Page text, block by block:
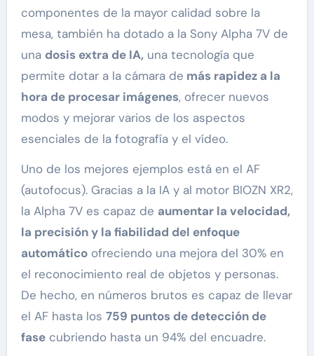
componentes de la mayor calidad sobre la
mesa, también ha dotado a la Sony Alpha 7V de
una dosis extra de IA,una tecnología que
permite dotar a la cámara de más rapidez a la
hora de procesar imágenes, ofrecer nuevos
modos y mejorar varios de los aspectos
esenciales de la fotografía y el vídeo.
Uno de los mejores ejemplos está en el AF
(autofocus). Gracias a la IA y al motor BIOZN XR2,
la Alpha 7V es capaz de aumentar la velocidad,
la precisión y la fiabilidad del enfoque
automáticoofreciendo una mejora del 30% en
el reconocimiento real de objetos y personas.
De hecho, en números brutos es capaz de llevar
el AF hasta los 759 puntos de detección de
fasecubriendo hasta un 94% del encuadre.